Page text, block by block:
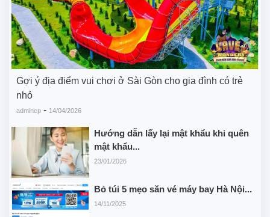
Gợi ý địa điểm vui chơi ở Sài Gòn cho gia đình có trẻ
nhỏ
admincp - 14/04/2026
Hướng dẫn lấy lại mật khẩu khi quên
mật khẩu...
23/01/2026
Bỏ túi 5 mẹo săn vé máy bay Hà Nội...
14/11/2025